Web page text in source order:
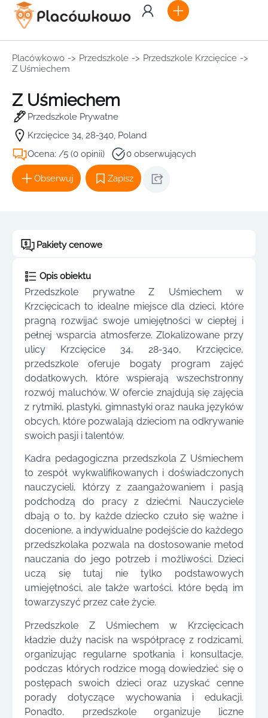
Placówkowo -> Przedszkole -> Przedszkole Krzcięcice ->
Z Uśmiechem
Z Uśmiechem
Przedszkole Prywatne
Krzcięcice 34, 28-340, Poland
Ocena: /5 (0 opinii)
0 obserwujących
Obserwuj Zapisz
Pakiety cenowe
Opis obiektu
Przedszkole prywatne Z Uśmiechem w
Krzcięcicach to idealne miejsce dla dzieci, które
pragną rozwijać swoje umiejętności w ciepłej i
pełnej wsparcia atmosferze. Zlokalizowane przy
ulicy Krzcięcice 34, 28-340, Krzcięcice,
przedszkole oferuje bogaty program zajęć
dodatkowych, które wspierają wszechstronny
rozwój maluchów. W ofercie znajdują się zajęcia
z rytmiki, plastyki, gimnastyki oraz nauka języków
obcych, które pozwalają dzieciom na odkrywanie
swoich pasji i talentów.
Kadra pedagogiczna przedszkola Z Uśmiechem
to zespół wykwalifikowanych i doświadczonych
nauczycieli, którzy z zaangażowaniem i pasją
podchodzą do pracy z dziećmi. Nauczyciele
dbają o to, by każde dziecko czuło się ważne i
docenione, a indywidualne podejście do każdego
przedszkolaka pozwala na dostosowanie metod
nauczania do jego potrzeb i możliwości. Dzieci
uczą się tutaj nie tylko podstawowych
umiejętności, ale także wartości, które będą im
towarzyszyć przez całe życie.
Przedszkole Z Uśmiechem w Krzcięcicach
kładzie duży nacisk na współpracę z rodzicami,
organizując regularne spotkania i konsultacje,
podczas których rodzice mogą dowiedzieć się o
postępach swoich dzieci oraz uzyskać cenne
porady dotyczące wychowania i edukacji.
Ponadto, przedszkole organizuje liczne